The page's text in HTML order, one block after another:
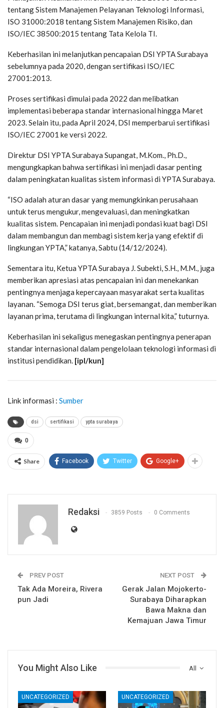
tentang Sistem Manajemen Pelayanan Teknologi Informasi,
ISO 31000:2018 tentang Sistem Manajemen Risiko, dan
ISO/IEC 38500:2015 tentang Tata Kelola TI.
Keberhasilan ini melanjutkan pencapaian DSI YPTA Surabaya
sebelumnya pada 2020, dengan sertifikasi ISO/IEC
27001:2013.
Proses sertifikasi dimulai pada 2022 dan melibatkan
implementasi beberapa standar internasional hingga Maret
2023. Selain itu, pada April 2024, DSI memperbarui sertifikasi
ISO/IEC 27001 ke versi 2022.
Direktur DSI YPTA Surabaya Supangat, M.Kom., Ph.D.,
mengungkapkan bahwa sertifikasi ini menjadi dasar penting
dalam peningkatan kualitas sistem informasi di YPTA Surabaya.
“ISO adalah aturan dasar yang memungkinkan perusahaan
untuk terus mengukur, mengevaluasi, dan meningkatkan
kualitas sistem. Pencapaian ini menjadi pondasi kuat bagi DSI
dalam membangun dan membagi sistem kerja yang efektif di
lingkungan YPTA,” katanya, Sabtu (14/12/2024).
Sementara itu, Ketua YPTA Surabaya J. Subekti, S.H., M.M., juga
memberikan apresiasi atas pencapaian ini dan menekankan
pentingnya menjaga kepercayaan masyarakat serta kualitas
layanan. “Semoga DSI terus giat, bersemangat, dan memberikan
layanan prima, terutama di lingkungan internal kita,” tuturnya.
Keberhasilan ini sekaligus menegaskan pentingnya penerapan
standar internasional dalam pengelolaan teknologi informasi di
institusi pendidikan. [ipl/kun]
Link informasi : Sumber
dsi sertifikasi ypta surabaya
0
Share Facebook Twitter Google+
Redaksi 3859 Posts 0 Comments
PREV POST
Tak Ada Moreira, Rivera
pun Jadi
NEXT POST
Gerak Jalan Mojokerto-
Surabaya Diharapkan
Bawa Makna dan
Kemajuan Jawa Timur
All
You Might Also Like
UNCATEGORIZED UNCATEGORIZED